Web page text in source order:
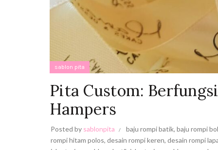
sablon pita
Pita Custom:
Hampers
Posted by sablonpita baju rompi batik, baju rompi
rompi hitam polos, desain rompi keren, desain rompi